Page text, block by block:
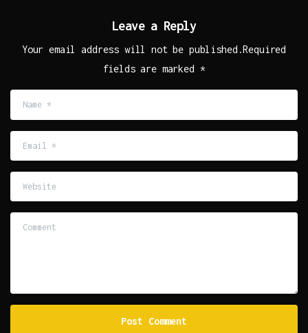
Leave a Reply
Your email address will not be published.Required
fields are marked *
*
Website